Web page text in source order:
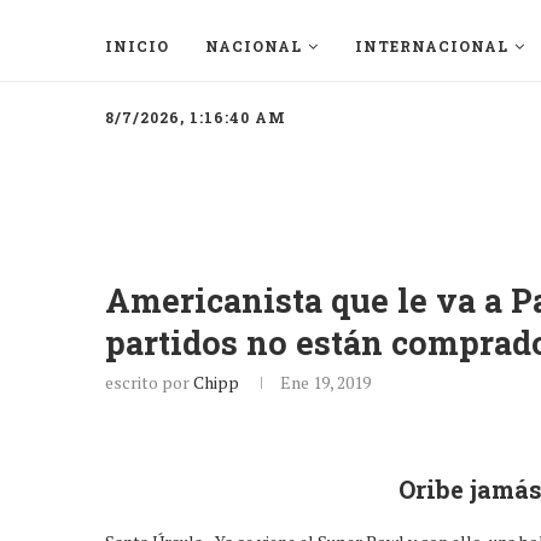
INICIO NACIONAL INTERNACIONAL
8/7/2026, 1:16:40 AM
Americanista que le va a
partidos no están
escrito porChipp Ene 19, 2019
Oribe